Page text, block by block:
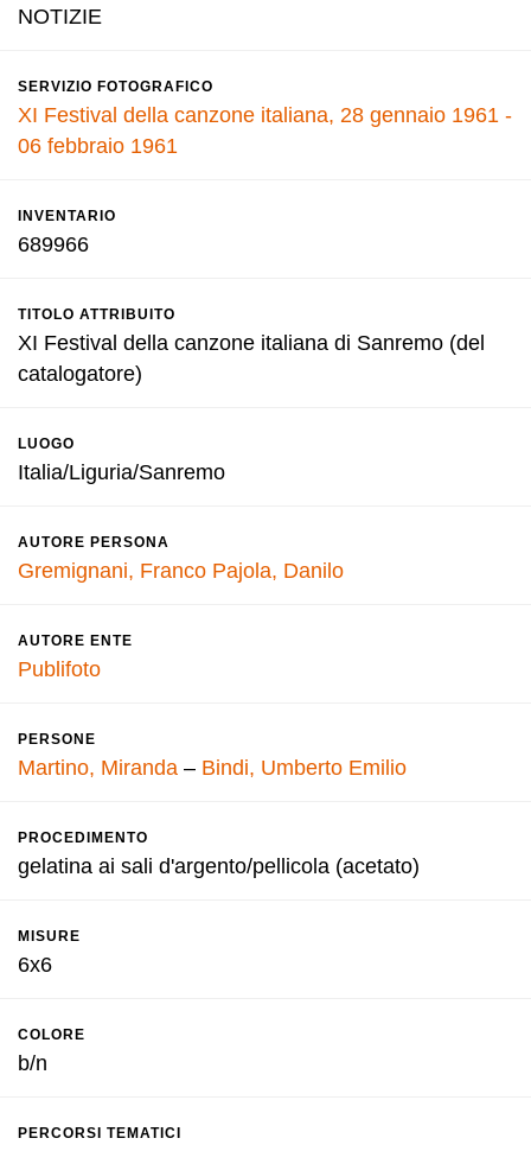
NOTIZIE
SERVIZIO FOTOGRAFICO
XI Festival della canzone italiana, 28 gennaio 1961 -
06 febbraio 1961
INVENTARIO
689966
TITOLO ATTRIBUITO
XI Festival della canzone italiana di Sanremo (del
catalogatore)
LUOGO
Italia/Liguria/Sanremo
AUTORE PERSONA
Gremignani, Franco Pajola, Danilo
AUTORE ENTE
Publifoto
PERSONE
Martino, Miranda – Bindi, Umberto Emilio
PROCEDIMENTO
gelatina ai sali d'argento/pellicola (acetato)
MISURE
6x6
COLORE
b/n
PERCORSI TEMATICI